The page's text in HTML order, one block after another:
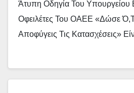
Άτυπη Οδηγία Του Υπουργείου
Οφειλέτες Του ΟΑΕΕ «Δώσε
Αποφύγεις Τις Κατασχέσεις»